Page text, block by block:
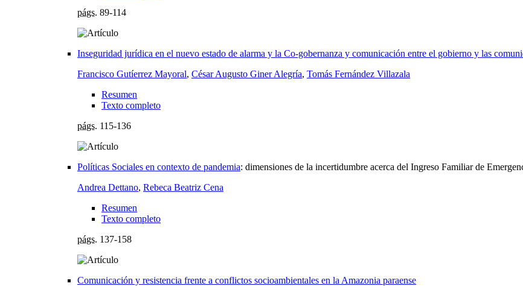
págs. 89-114
Inseguridad jurídica en el nuevo estado de alarma y la Co-gobernanza y comunicación entre el gobierno y las
Francisco Gutíerrez Mayoral, César Augusto Giner Alegría, Tomás Fernández Villazala
Resumen
Texto completo
págs. 115-136
Políticas Sociales en contexto de pandemia: dimensiones de la incertidumbre acerca del Ingreso Familiar de
Andrea Dettano, Rebeca Beatriz Cena
Resumen
Texto completo
págs. 137-158
Comunicación y resistencia frente a conflictos socioambientales en la Amazonia paraense